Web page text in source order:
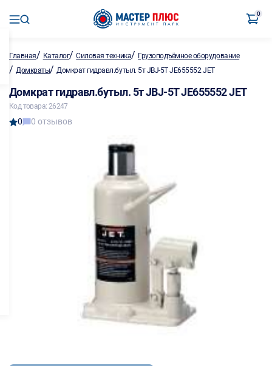
0
Главная/ Каталог/Силовая техника/ Грузоподъёмное оборудование
/ Домкраты/Домкрат гидравл.бутыл. 5т JBJ-5T JE655552 JET
Домкрат гидравл.бутыл. 5т JBJ-5T JE655552 JET
Код товара: 26247
0 0 отзывов